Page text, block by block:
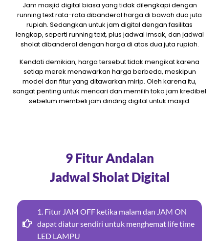
Jam masjid digital biasa yang tidak dilengkapi dengan
running text rata-rata dibanderol harga di bawah dua juta
rupiah. Sedangkan untuk jam digital dengan fasilitas
lengkap, seperti running text, plus jadwal imsak, dan jadwal
sholat dibanderol dengan harga di atas dua juta rupiah.
Kendati demikian, harga tersebut tidak mengikat karena
setiap merek menawarkan harga berbeda, meskipun
model dan fitur yang ditawarkan mirip. Oleh karena itu,
sangat penting untuk mencari dan memilih toko jam kredibel
sebelum membeli jam dinding digital untuk masjid.
9 Fitur Andalan
Jadwal Sholat Digital
1. Fitur JAM OFF ketika malam dan JAM ON
dapat diatur sendiri untuk menghemat life time
LED LAMPU